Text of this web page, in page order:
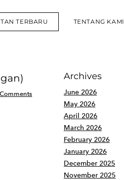
TERBARU TENTANG KAMI
Archives
June 2026
May 2026
April 2026
March 2026
February 2026
January 2026
December 2025
November 2025